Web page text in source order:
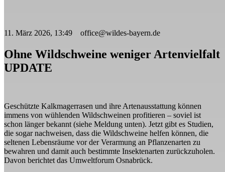
11. März 2026, 13:49 office@wildes-bayern.de
Ohne Wildschweine weniger Artenvielfalt
UPDATE
Geschützte Kalkmagerrasen und ihre Artenausstattung können
immens von wühlenden Wildschweinen profitieren – soviel ist
schon länger bekannt (siehe Meldung unten). Jetzt gibt es Studien,
die sogar nachweisen, dass die Wildschweine helfen können, die
seltenen Lebensräume vor der Verarmung an Pflanzenarten zu
bewahren und damit auch bestimmte Insektenarten zurückzuholen.
Davon berichtet das Umweltforum Osnabrück.